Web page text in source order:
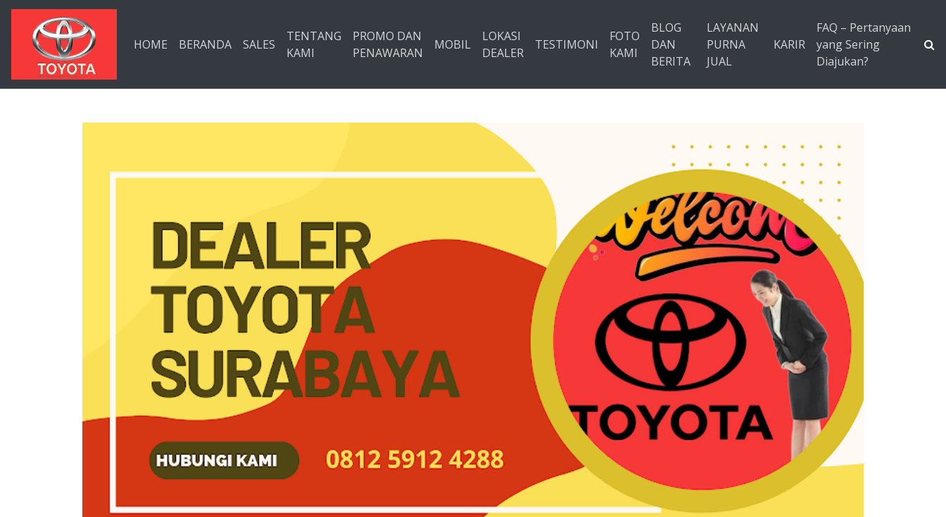
Langsung ke konten utama
HOME BERANDA SALES
TENTANG
KAMI
PROMO DAN
PENAWARAN
MOBIL
LOKASI
DEALER
TESTIMONI
FOTO
KAMI
BLOG
DAN
BERITA
LAYANAN
PURNA
JUAL
KARIR
FAQ – Pertanyaan
yang Sering
Diajukan?